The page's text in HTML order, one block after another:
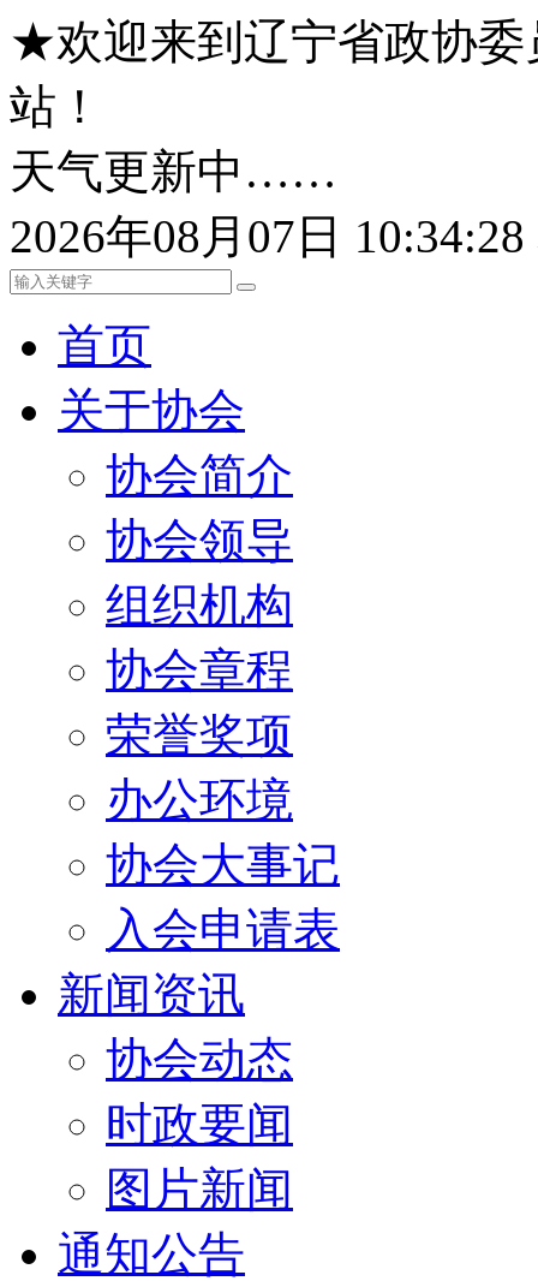
★欢迎来到辽宁省政协委
站！
天气更新中……
2026年08月07日
首页
关于协会
协会简介
协会领导
组织机构
协会章程
荣誉奖项
办公环境
协会大事记
入会申请表
新闻资讯
协会动态
时政要闻
图片新闻
通知公告